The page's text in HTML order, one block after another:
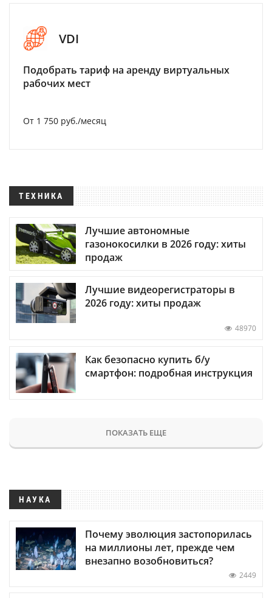
VDI
Подобрать тариф на аренду виртуальных
рабочих мест
От 1 750 руб./месяц
ТЕХНИКА
Лучшие автономные
газонокосилки в 2026 году: хиты
продаж
Лучшие видеорегистраторы в
2026 году: хиты продаж
48970
Как безопасно купить б/у
смартфон: подробная инструкция
ПОКАЗАТЬ ЕЩЕ
НАУКА
Почему эволюция застопорилась
на миллионы лет, прежде чем
внезапно возобновиться?
2449